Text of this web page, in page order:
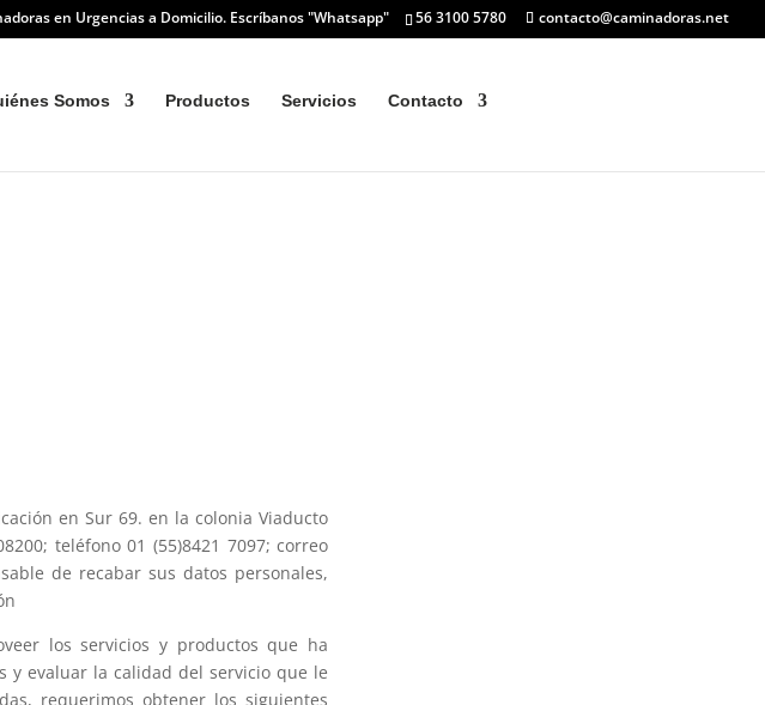
en Urgencias a Domicilio. Escríbanos "Whatsapp" 56 3100 5780 contacto@caminadoras.net
Somos Productos Servicios Contacto
en Sur 69. en la colonia Viaducto
teléfono 01 (55)8421 7097; correo
de recabar sus datos personales,
los servicios y productos que ha
y evaluar la calidad del servicio que le
requerimos obtener los siguientes